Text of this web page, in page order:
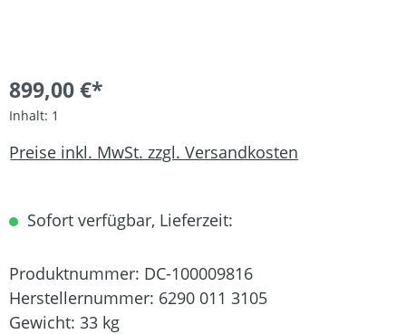
899,00 €*
Inhalt: 1
Preise inkl. MwSt. zzgl. Versandkosten
Sofort verfügbar, Lieferzeit:
Produktnummer: DC-100009816
Herstellernummer: 6290 011 3105
Gewicht: 33 kg